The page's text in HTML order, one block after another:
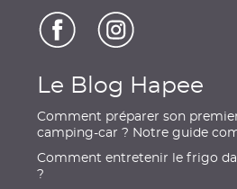
Le Blog Hapee
Comment préparer son
camping-car ? Notre guide
Comment entretenir le frigo
?